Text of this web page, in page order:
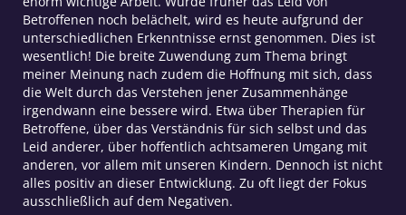
Betroffenen noch belächelt, wird es heute aufgrund der
unterschiedlichen Erkenntnisse ernst genommen. Dies ist
wesentlich! Die breite Zuwendung zum Thema bringt
meiner Meinung nach zudem die Hoffnung mit sich, dass
die Welt durch das Verstehen jener Zusammenhänge
irgendwann eine bessere wird. Etwa über Therapien für
Betroffene, über das Verständnis für sich selbst und das
Leid anderer, über hoffentlich achtsameren Umgang mit
anderen, vor allem mit unseren Kindern. Dennoch ist nicht
alles positiv an dieser Entwicklung. Zu oft liegt der Fokus
ausschließlich auf dem Negativen.